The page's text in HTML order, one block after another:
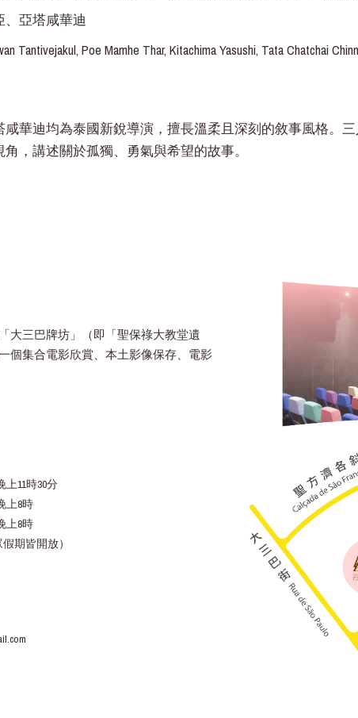
亞塔咸華迪
Tantivejakul, Poe Mamhe Thar, Kitachima Yasushi, Tata Chatchai
華迪均為泰國新銳導演，擅長溫柔且深刻的敘事風格。
，講述關於孤獨、勇氣與希望的故事。
大三巴牌坊」（即「聖保祿大教堂遺
個集合電影欣賞、本土影像保存、電影
11時30分
上8時
上8時
期皆開放）